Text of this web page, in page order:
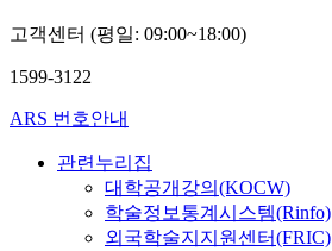
고객센터 (평일: 09:00~18:00)
1599-3122
ARS 번호안내
관련누리집
대학공개강의(KOCW)
학술정보통계시스템(Rinfo)
외국학술지지원센터(FRIC)